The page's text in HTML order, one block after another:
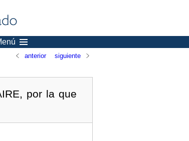
anterior siguiente
por la que